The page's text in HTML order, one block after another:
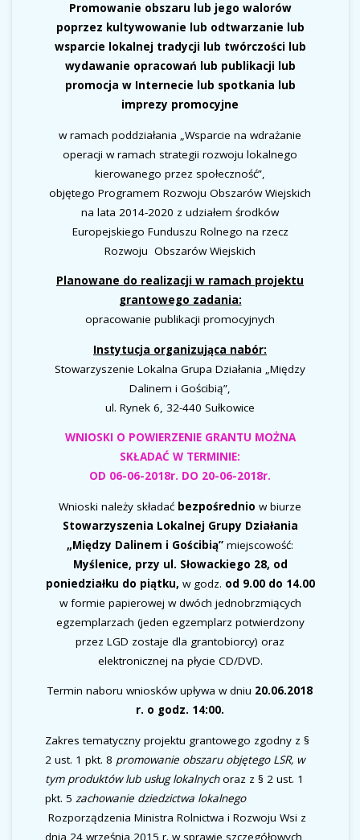
Promowanie obszaru lub jego walorów
poprzez kultywowanie lub odtwarzanie lub
wsparcie lokalnej tradycji lub twórczości lub
wydawanie opracowań lub publikacji lub
promocja w Internecie lub spotkania lub
imprezy promocyjne
w ramach poddziałania „Wsparcie na wdrażanie
operacji w ramach strategii rozwoju lokalnego
kierowanego przez społeczność”,
objętego Programem Rozwoju Obszarów Wiejskich
na lata 2014-2020 z udziałem środków
Europejskiego Funduszu Rolnego na rzecz
Rozwoju Obszarów Wiejskich
Planowane do realizacji w ramach projektu
grantowego zadania:
opracowanie publikacji promocyjnych
Instytucja organizująca nabór:
Stowarzyszenie Lokalna Grupa Działania „Między
Dalinem i Gościbią”,
ul. Rynek 6, 32-440 Sułkowice
WNIOSKI O POWIERZENIE GRANTU MOŻNA
SKŁADAĆ W TERMINIE:
OD 06-06-2018r. DO 20-06-2018r.
Wnioski należy składać bezpośrednio w biurze
Stowarzyszenia Lokalnej Grupy Działania
„Między Dalinem i Gościbią” miejscowość:
Myślenice, przy ul. Słowackiego 28, od
poniedziałku do piątku, w godz. od 9.00 do 14.00
w formie papierowej w dwóch jednobrzmiących
egzemplarzach (jeden egzemplarz potwierdzony
przez LGD zostaje dla grantobiorcy) oraz
elektronicznej na płycie CD/DVD.
Termin naboru wniosków upływa w dniu 20.06.2018
r. o godz. 14:00.
Zakres tematyczny projektu grantowego zgodny z §
2 ust. 1 pkt. 8 promowanie obszaru objętego LSR, w
tym produktów lub usług lokalnychoraz z § 2 ust. 1
pkt. 5 zachowanie dziedzictwa lokalnego
Rozporządzenia Ministra Rolnictwa i Rozwoju Wsi z
dnia 24 września 2015 r. w sprawie szczegółowych